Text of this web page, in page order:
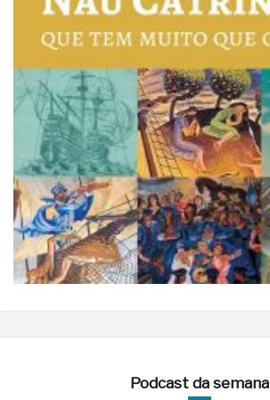
Podcast da semana